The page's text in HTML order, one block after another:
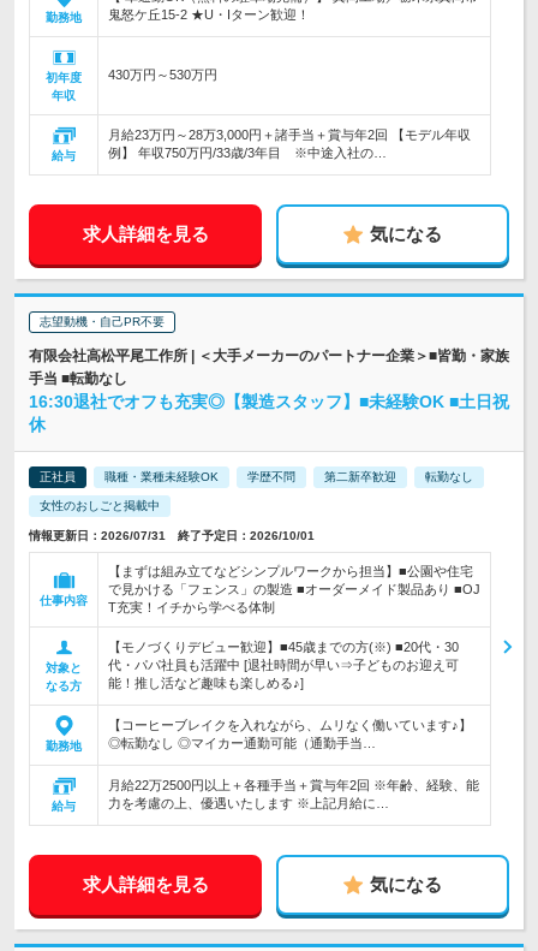
勤務地
鬼怒ケ丘15-2 ★U・Iターン歓迎！
初年度
年収
430万円～530万円
給与
月給23万円～28万3,000円＋諸手当＋賞与年2回 【モデル年収
例】 年収750万円/33歳/3年目 ※中途入社の…
求人詳細を見る 気になる
志望動機・自己PR不要
有限会社高松平尾工作所 | ＜大手メーカーのパートナー企業＞■皆勤・家族
手当 ■転勤なし
16:30退社でオフも充実◎【製造スタッフ】■未経験OK ■土日祝
休
正社員 職種・業種未経験OK 学歴不問 第二新卒歓迎 転勤なし
女性のおしごと掲載中
情報更新日：2026/07/31 終了予定日：2026/10/01
仕事内容
【まずは組み立てなどシンプルワークから担当】■公園や住宅
で見かける「フェンス」の製造 ■オーダーメイド製品あり ■OJ
T充実！イチから学べる体制
対象と
なる方
【モノづくりデビュー歓迎】■45歳までの方(※) ■20代・30
代・パパ社員も活躍中 [退社時間が早い⇒子どものお迎え可
能！推し活など趣味も楽しめる♪]
勤務地
【コーヒーブレイクを入れながら、ムリなく働いています♪】
◎転勤なし ◎マイカー通勤可能（通勤手当…
給与
月給22万2500円以上＋各種手当＋賞与年2回 ※年齢、経験、能
力を考慮の上、優遇いたします ※上記月給に…
求人詳細を見る 気になる